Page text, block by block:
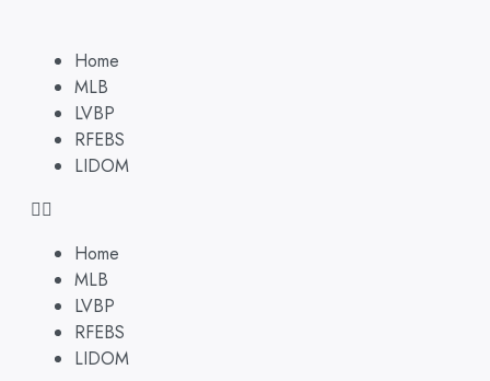
Home
MLB
LVBP
RFEBS
LIDOM
Home
MLB
LVBP
RFEBS
LIDOM